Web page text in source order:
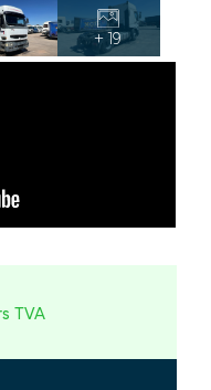
+ 19
TVA